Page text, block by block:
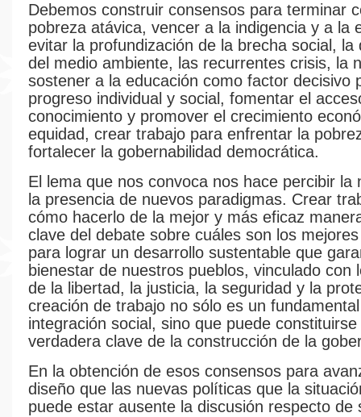
Debemos construir consensos para terminar
pobreza atávica, vencer a la indigencia y a la
evitar la profundización de la brecha social, la
del medio ambiente, las recurrentes crisis, la
sostener a la educación como factor decisivo
progreso individual y social, fomentar el
conocimiento y promover el crecimiento
equidad, crear trabajo para enfrentar la
fortalecer la gobernabilidad democrática.
El lema que nos convoca nos hace percibir la
la presencia de nuevos paradigmas. Crear
cómo hacerlo de la mejor y más eficaz
clave del debate sobre cuáles son los
para lograr un desarrollo sustentable que
bienestar de nuestros pueblos, vinculado con
de la libertad, la justicia, la seguridad y la
creación de trabajo no sólo es un
integración social, sino que puede constituirse
verdadera clave de la construcción de la
En la obtención de esos consensos para
diseño que las nuevas políticas que la
puede estar ausente la discusión respecto de